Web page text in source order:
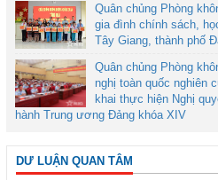
Quân chủng Phòng
gia đình chính sách,
Tây Giang, thành phố
Quân chủng Phòng
nghị toàn quốc nghiên
khai thực hiện Nghị
hành Trung ương Đảng khóa XIV
DƯ LUẬN QUAN TÂM